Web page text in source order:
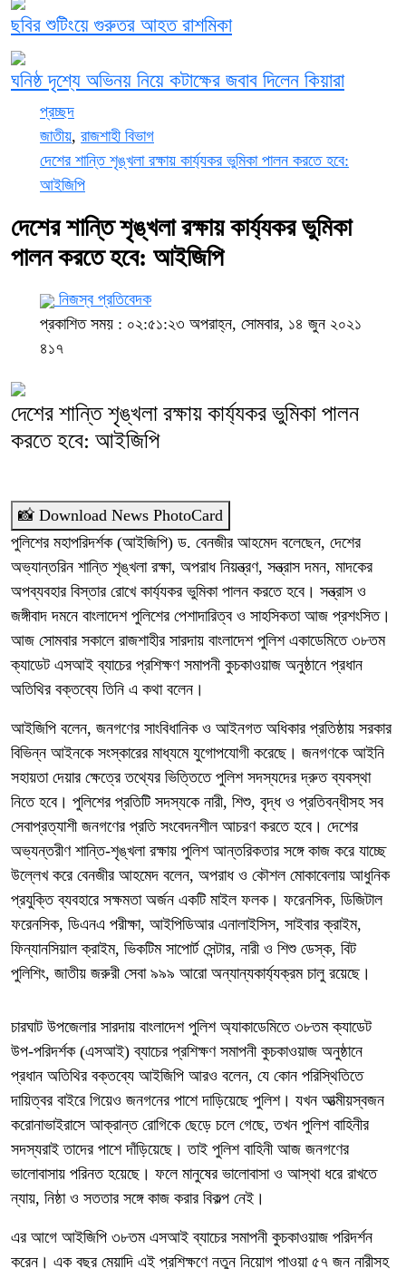
প্রচ্ছদ
জাতীয়, রাজশাহী বিভাগ
দেশের শান্তি শৃঙ্খলা রক্ষায় কার্য্যকর ভুমিকা পালন করতে হবে:
আইজিপি
দেশের শান্তি শৃঙ্খলা রক্ষায় কার্য্যকর ভুমিকা
পালন করতে হবে: আইজিপি
নিজস্ব প্রতিবেদক
প্রকাশিত সময় : ০২:৫১:২৩ অপরাহ্ন, সোমবার, ১৪ জুন ২০২১
৪১৭
দেশের শান্তি শৃঙ্খলা রক্ষায় কার্য্যকর ভুমিকা পালন
করতে হবে: আইজিপি
📸 Download News PhotoCard
পুলিশের মহাপরিদর্শক (আইজিপি) ড. বেনজীর আহমেদ বলেছেন, দেশের
অভ্যান্তরিন শান্তি শৃঙ্খলা রক্ষা, অপরাধ নিয়ন্ত্রণ, সন্ত্রাস দমন, মাদকের
অপব্যবহার বিস্তার রোখে কার্য্যকর ভুমিকা পালন করতে হবে। সন্ত্রাস ও
জঙ্গীবাদ দমনে বাংলাদেশ পুলিশের পেশাদারিত্ব ও সাহসিকতা আজ প্রশংসিত।
আজ সোমবার সকালে রাজশাহীর সারদায় বাংলাদেশ পুলিশ একাডেমিতে ৩৮তম
ক্যাডেট এসআই ব্যাচের প্রশিক্ষণ সমাপনী কুচকাওয়াজ অনুষ্ঠানে প্রধান
অতিথির বক্তব্যে তিনি এ কথা বলেন।
আইজিপি বলেন, জনগণের সাংবিধানিক ও আইনগত অধিকার প্রতিষ্ঠায় সরকার
বিভিন্ন আইনকে সংস্কারের মাধ্যমে যুগোপযোগী করেছে। জনগণকে আইনি
সহায়তা দেয়ার ক্ষেত্রে তথ্যের ভিত্তিতে পুলিশ সদস্যদের দ্রুত ব্যবস্থা
নিতে হবে। পুলিশের প্রতিটি সদস্যকে নারী, শিশু, বৃদ্ধ ও প্রতিবন্ধীসহ সব
সেবাপ্রত্যাশী জনগণের প্রতি সংবেদনশীল আচরণ করতে হবে। দেশের
অভ্যন্তরীণ শান্তি-শৃঙ্খলা রক্ষায় পুলিশ আন্তরিকতার সঙ্গে কাজ করে যাচ্ছে
উল্লেখ করে বেনজীর আহমেদ বলেন, অপরাধ ও কৌশল মোকাবেলায় আধুনিক
প্রযুক্তি ব্যবহারে সক্ষমতা অর্জন একটি মাইল ফলক। ফরেনসিক, ডিজিটাল
ফরেনসিক, ডিএনএ পরীক্ষা, আইপিডিআর এনালাইসিস, সাইবার ক্রাইম,
ফিন্যানসিয়াল ক্রাইম, ভিকটিম সাপোর্ট সেন্টার, নারী ও শিশু ডেস্ক, বিট
পুলিশিং, জাতীয় জরুরী সেবা ৯৯৯ আরো অন্যান্যকার্য্যক্রম চালু রয়েছে।
চারঘাট উপজেলার সারদায় বাংলাদেশ পুলিশ অ্যাকাডেমিতে ৩৮তম ক্যাডেট
উপ-পরিদর্শক (এসআই) ব্যাচের প্রশিক্ষণ সমাপনী কুচকাওয়াজ অনুষ্ঠানে
প্রধান অতিথির বক্তব্যে আইজিপি আরও বলেন, যে কোন পরিস্থিতিতে
দায়িত্বর বাইরে গিয়েও জনগনের পাশে দাড়িয়েছে পুলিশ। যখন আত্মীয়স্বজন
করোনাভাইরাসে আক্রান্ত রোগিকে ছেড়ে চলে গেছে, তখন পুলিশ বাহিনীর
সদস্যরাই তাদের পাশে দাঁড়িয়েছে। তাই পুলিশ বাহিনী আজ জনগণের
ভালোবাসায় পরিনত হয়েছে। ফলে মানুষের ভালোবাসা ও আস্থা ধরে রাখতে
ন্যায়, নিষ্ঠা ও সততার সঙ্গে কাজ করার বিকল্প নেই।
এর আগে আইজিপি ৩৮তম এসআই ব্যাচের সমাপনী কুচকাওয়াজ পরিদর্শন
করেন। এক বছর মেয়াদি এই প্রশিক্ষণে নতুন নিয়োগ পাওয়া ৫৭ জন নারীসহ
ছবির শুটিংয়ে গুরুতর আহত রাশমিকা
ঘনিষ্ঠ দৃশ্যে অভিনয় নিয়ে কটাক্ষের জবাব দিলেন কিয়ারা